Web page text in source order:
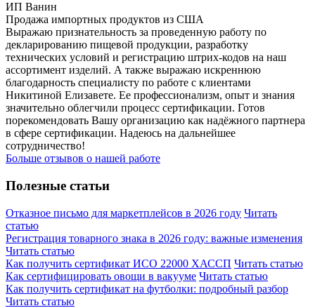
ИП Ванин
Продажа импортных продуктов из США
Выражаю признательность за проведенную работу по
декларированию пищевой продукции, разработку
технических условий и регистрацию штрих-кодов на наш
ассортимент изделий. А также выражаю искреннюю
благодарность специалисту по работе с клиентами
Никитиной Елизавете. Ее профессионализм, опыт и знания
значительно облегчили процесс сертификации. Готов
порекомендовать Вашу организацию как надёжного партнера
в сфере сертификации. Надеюсь на дальнейшее
сотрудничество!
Больше отзывов о нашей работе
Полезные статьи
Отказное письмо для маркетплейсов в 2026 году Читать
статью
Регистрация товарного знака в 2026 году: важные изменения
Читать статью
Как получить сертификат ИСО 22000 ХАССП Читать статью
Как сертифицировать овощи в вакууме Читать статью
Как получить сертификат на футболки: подробный разбор
Читать статью